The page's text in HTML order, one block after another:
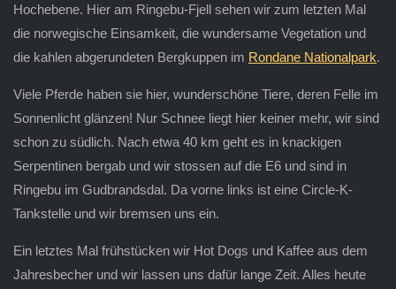
Hochebene. Hier am Ringebu-Fjell sehen wir zum letzten Mal
die norwegische Einsamkeit, die wundersame Vegetation und
die kahlen abgerundeten Bergkuppen im Rondane Nationalpark.
Viele Pferde haben sie hier, wunderschöne Tiere, deren Felle im
Sonnenlicht glänzen! Nur Schnee liegt hier keiner mehr, wir sind
schon zu südlich. Nach etwa 40 km geht es in knackigen
Serpentinen bergab und wir stossen auf die E6 und sind in
Ringebu im Gudbrandsdal. Da vorne links ist eine Circle-K-
Tankstelle und wir bremsen uns ein.
Ein letztes Mal frühstücken wir Hot Dogs und Kaffee aus dem
Jahresbecher und wir lassen uns dafür lange Zeit. Alles heute